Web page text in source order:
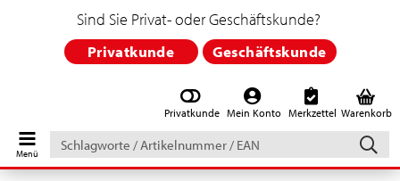
Privatkunde Mein Konto Merkzettel Warenkorb
Schlagworte
/
Artikelnummer
Sind Sie Privat- oder Geschäftskunde?
Privatkunde Geschäftskunde